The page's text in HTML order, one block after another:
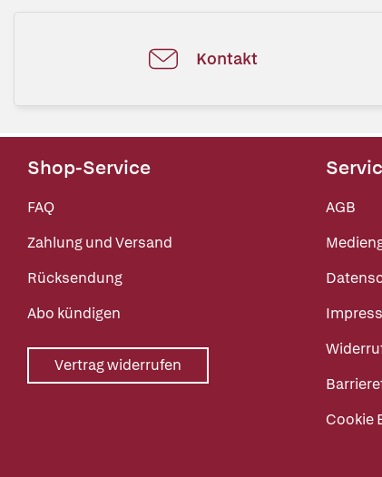
Kontakt
Shop-Service
FAQ
Zahlung und Versand
Rücksendung
Abo kündigen
Vertrag widerrufen
AGB
Cookie